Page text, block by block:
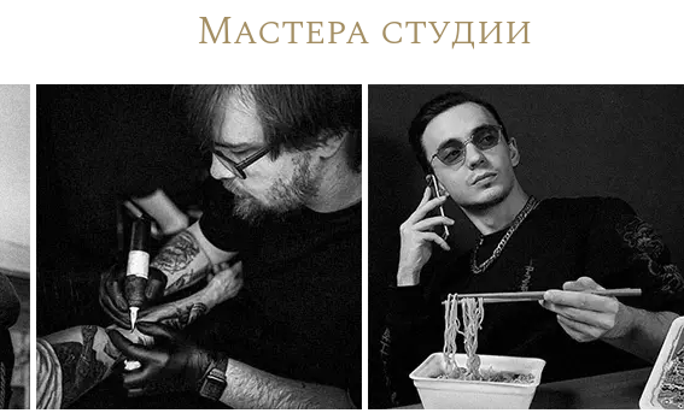
Мастера студии